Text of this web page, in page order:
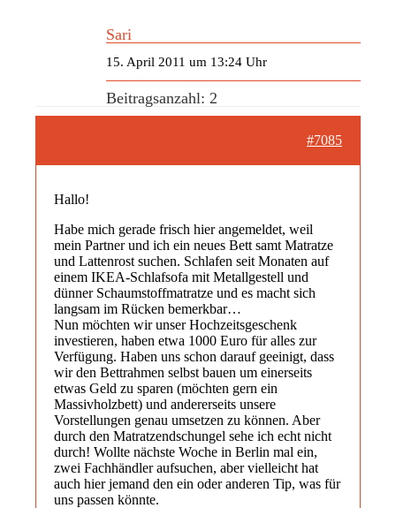
Sari
15. April 2011 um 13:24 Uhr
Beitragsanzahl: 2
#7085
Hallo!
Habe mich gerade frisch hier angemeldet, weil
mein Partner und ich ein neues Bett samt Matratze
und Lattenrost suchen. Schlafen seit Monaten auf
einem IKEA-Schlafsofa mit Metallgestell und
dünner Schaumstoffmatratze und es macht sich
langsam im Rücken bemerkbar…
Nun möchten wir unser Hochzeitsgeschenk
investieren, haben etwa 1000 Euro für alles zur
Verfügung. Haben uns schon darauf geeinigt, dass
wir den Bettrahmen selbst bauen um einerseits
etwas Geld zu sparen (möchten gern ein
Massivholzbett) und andererseits unsere
Vorstellungen genau umsetzen zu können. Aber
durch den Matratzendschungel sehe ich echt nicht
durch! Wollte nächste Woche in Berlin mal ein,
zwei Fachhändler aufsuchen, aber vielleicht hat
auch hier jemand den ein oder anderen Tip, was für
uns passen könnte.